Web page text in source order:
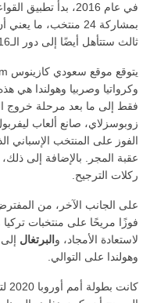
في عام 2016، بدأ
بمشاركة 24 منتخب،
ثالث ستتأهل أيضًا إلى دور الـ16 مع متصدر المجموعة والوصيف.
وكرواتيا وصربيا وهولندا هي
فقط إلى ما بعد مرحلة خروج
زوبوسزلاي، صانع ألعاب
الفوز على المنتخب الإسباني
عقبة المجر. بالإضافة إلى
ركلات الترجيح.
على الجانب الآخر، من
فوزًا مريحًا على منتخبات تركيا
لاستعادة الأمجاد، و البرتغال
وهولندا على التوالي.